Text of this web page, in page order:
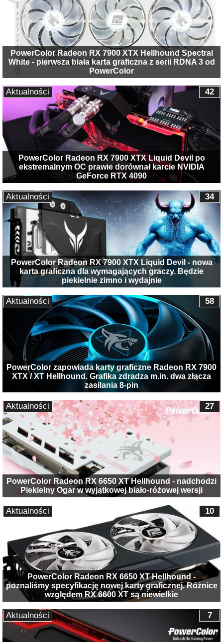
PowerColor Radeon RX 7900 XTX Hellhound Spectral
White - pierwsza biała karta graficzna z serii RDNA 3 od
PowerColor
PowerColor Radeon RX 7900 XTX Liquid Devil po
ekstremalnym OC prawie dorównał karcie NVIDIA
GeForce RTX 4090
42
Aktualności
PowerColor Radeon RX 7900 XTX Liquid Devil - nowa
karta graficzna dla wymagających graczy. Będzie
piekielnie zimno i wydajnie
34
Aktualności
PowerColor zapowiada karty graficzne Radeon RX 7900
XTX / XT Hellhound. Grafika zdradza m.in. dwa złącza
zasilania 8-pin
58
Aktualności
PowerColor Radeon RX 6650 XT Hellhound - nadchodzi
Piekielny Ogar w wyjątkowej biało-różowej wersji
27
Aktualności
PowerColor Radeon RX 6650 XT Hellhound -
poznaliśmy specyfikację nowej karty graficznej. Różnice
względem RX 6600 XT są niewielkie
10
Aktualności
7
Aktualności